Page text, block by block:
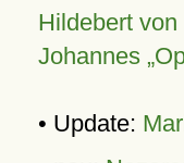
Hildebert von
Johannes
• Update: